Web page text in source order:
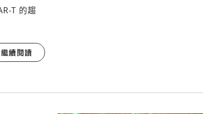
T 的趨
繼續閱讀